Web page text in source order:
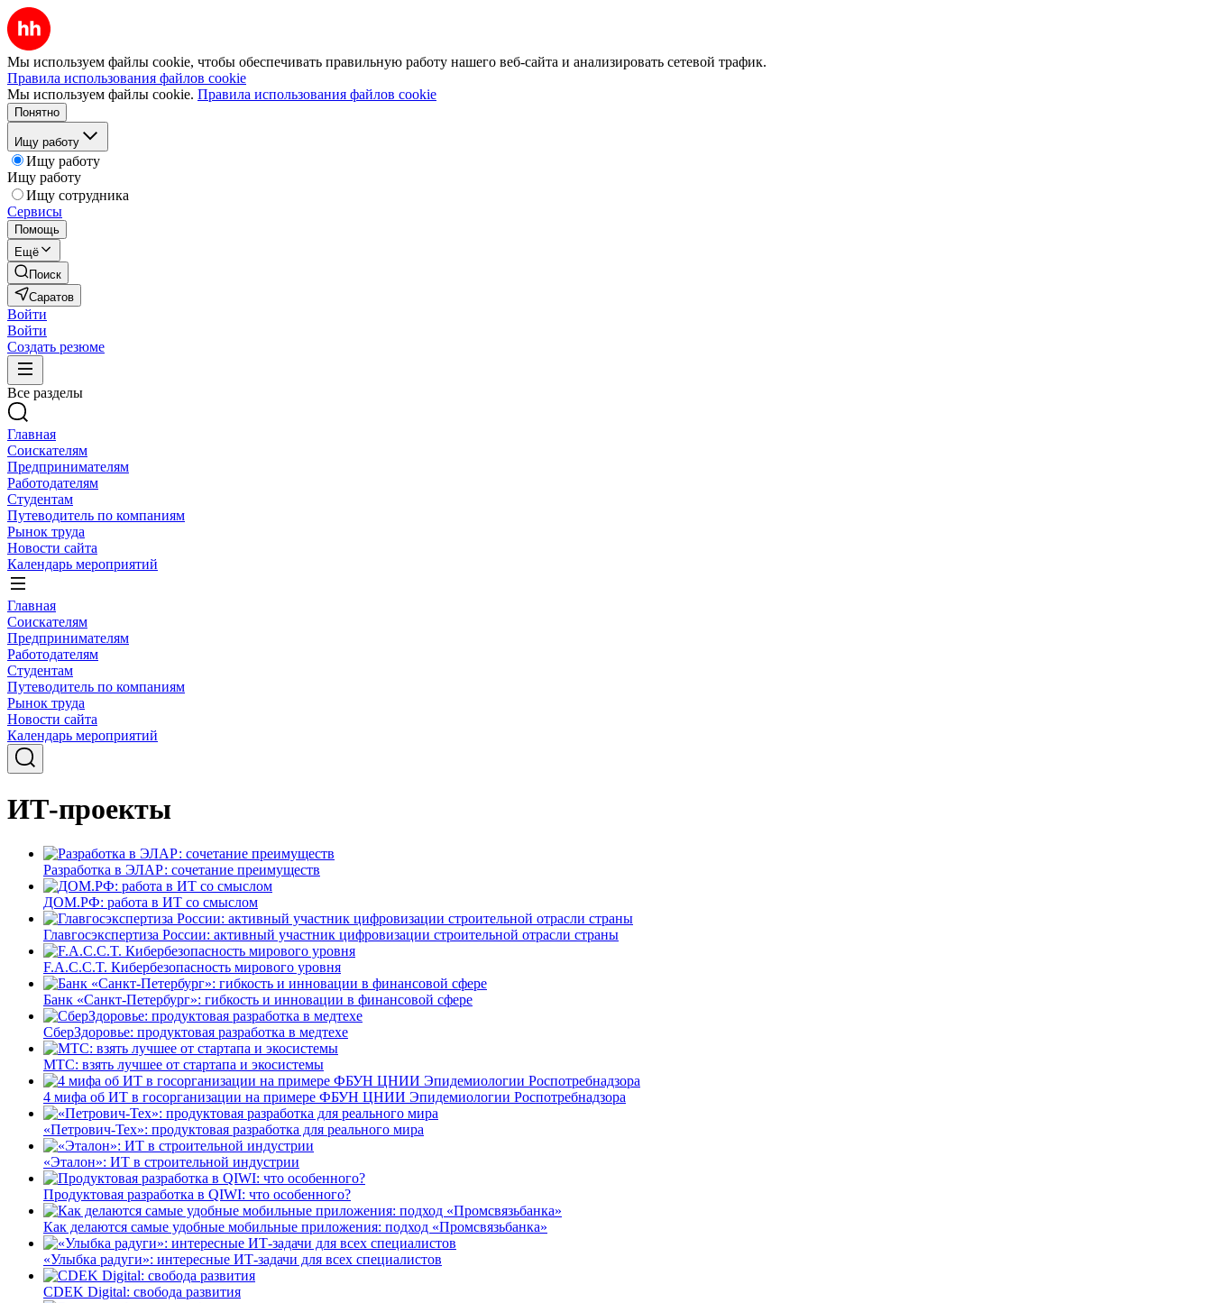
Мы используем файлы cookie, чтобы обеспечивать правильную работу нашего веб-сайта и анализировать сетевой трафик.
Правила использования файлов cookie
Мы используем файлы cookie. Правила использования файлов cookie
Понятно
Ищу работу
Ищу работу
Ищу работу
Ищу сотрудника
Сервисы
Помощь
Ещё
Поиск
Саратов
Войти
Войти
Создать резюме
Все разделы
Главная
Соискателям
Предпринимателям
Работодателям
Студентам
Путеводитель по компаниям
Рынок труда
Новости сайта
Календарь мероприятий
Главная
Соискателям
Предпринимателям
Работодателям
Студентам
Путеводитель по компаниям
Рынок труда
Новости сайта
Календарь мероприятий
ИТ-проекты
Разработка в ЭЛАР: сочетание преимуществ
ДОМ.РФ: работа в ИТ со смыслом
Главгосэкспертиза России: активный участник цифровизации строительной отрасли страны
F.A.C.C.T. Кибербезопасность мирового уровня
Банк «Санкт-Петербург»: гибкость и инновации в финансовой сфере
СберЗдоровье: продуктовая разработка в медтехе
МТС: взять лучшее от стартапа и экосистемы
4 мифа об ИТ в госорганизации на примере ФБУН ЦНИИ Эпидемиологии Роспотребнадзора
«Петрович-Тех»: продуктовая разработка для реального мира
«Эталон»: ИТ в строительной индустрии
Продуктовая разработка в QIWI: что особенного?
Как делаются самые удобные мобильные приложения: подход «Промсвязьбанка»
«Улыбка радуги»: интересные ИТ-задачи для всех специалистов
CDEK Digital: свобода развития